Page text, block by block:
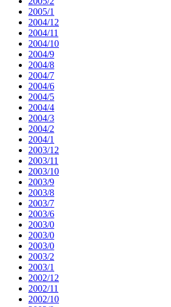
2005/1
2004/12
2004/11
2004/10
2004/9
2004/8
2004/7
2004/6
2004/5
2004/4
2004/3
2004/2
2004/1
2003/12
2003/11
2003/10
2003/9
2003/8
2003/7
2003/6
2003/0
2003/0
2003/0
2003/2
2003/1
2002/12
2002/11
2002/10